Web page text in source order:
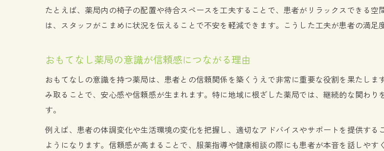
薬局現場で役立つ安全管理の工夫
高齢患者にも安心な薬局ホスピタリティ
薬局で高齢者を支える声かけと説
たとえば、薬局内の椅子の配置や待合スペースを工夫することで、患者がリラックスできる
は、スタッフがこまめに状況を伝えることで不安を軽減できます。こうした工夫が患者の満足
おもてなし薬局の意識が信頼感につながる理由
おもてなしの意識を持つ薬局は、患者との信頼関係を築くうえで非常に重要な役割を果たし
み取ることで、安心感や信頼感が生まれます。特に地域に根ざした薬局では、継続的な関わ
す。
例えば、患者の体調変化や生活環境の変化を把握し、適切なアドバイスやサポートを提供す
ようになります。信頼感が高まることで、服薬指導や健康相談の際にも患者が本音を話しやす